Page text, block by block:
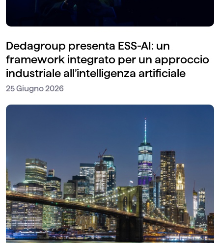
Dedagroup presenta ESS-AI: un
framework integrato per un approccio
industriale all’intelligenza artificiale
25 Giugno 2026